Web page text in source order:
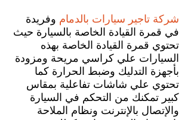
شركة تاجير سيارات بالدمام وفريدة
في قمرة القيادة الخاصة بالسيارة حيث
تحتوي قمرة القيادة الخاصة بهذه
السيارات علي كراسي مريحة ومزودة
بأجهزة التدليك وضبط الحرارة كما
تحتوي علي شاشات تفاعلية بمقاس
كبير تمكنك من التحكم في السيارة
والإتصال بالإنترنت ونظام الملاحة